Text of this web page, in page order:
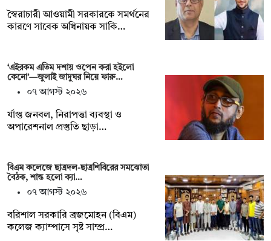
স্বৈরাচারী আওয়ামী সরকারকে সমর্থনের
কারণে সাবেক অধিনায়ক সাকি…
‘এইরকম এতিম দশায় ওপেন করা হইলো
কেনো’—জুলাই জাদুঘর নিয়ে ফারু…
০৭ আগস্ট ২০২৬
র্যাপ্ত জনবল, নিরাপত্তা ব্যবস্থা ও
অপারেশনাল প্রস্তুতি ছাড়া…
বিএম কলেজে ছাত্রদল-ছাত্রশিবিরের সমঝোতা
বৈঠক, শান্ত হলো ক্যা…
০৭ আগস্ট ২০২৬
বরিশাল সরকারি ব্রজমোহন (বিএম)
কলেজ ক্যাম্পাসে সৃষ্ট সাম্প্র…